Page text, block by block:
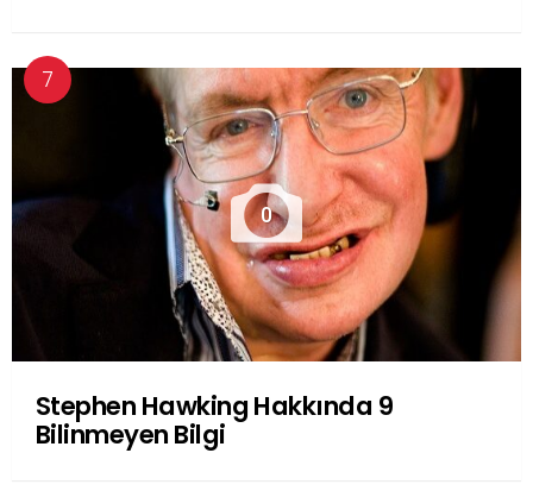
0
Stephen Hawking Hakkında 9
Bilinmeyen Bilgi